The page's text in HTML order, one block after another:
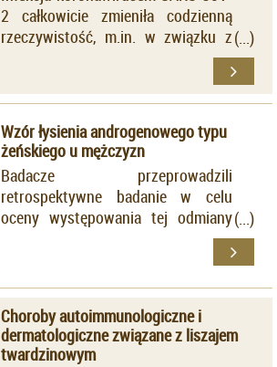
2 całkowicie zmieniła codzienną
rzeczywistość, m.in. w związku z
nakazem zasłaniania nosa i ust i
Wzór łysienia androgenowego typu
żeńskiego u mężczyzn
Badacze przeprowadzili
retrospektywne badanie w celu
oceny występowania tej odmiany
łysienia wśród pacjentów płci
Choroby autoimmunologiczne i
dermatologiczne związane z liszajem
twardzinowym